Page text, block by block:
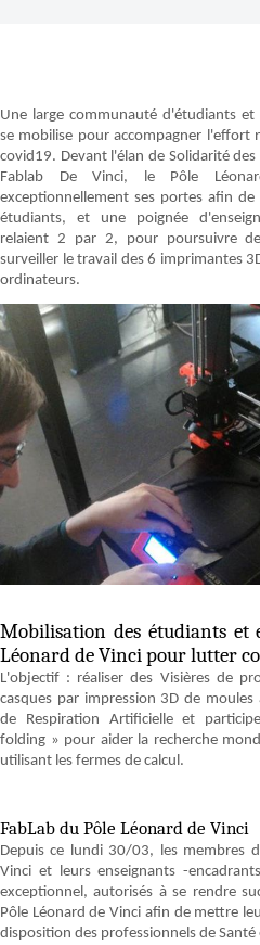
Une large communauté d'étudiants et
se mobilise pour accompagner l'effort
covid19. Devant l'élan de Solidarité
Fablab De Vinci, le Pôle
exceptionnellement ses portes afin de
étudiants, et une poignée
relaient 2 par 2, pour poursuivre
surveiller le travail des 6 imprimantes
ordinateurs.
Mobilisation des étudiants et
Léonard de Vinci pour lutter
L'objectif : réaliser des Visières de
casques par impression 3D de
de Respiration Artificielle et
folding » pour aider la recherche
utilisant les fermes de calcul.
FabLab du Pôle Léonard de Vinci
Depuis ce lundi 30/03, les membres
Vinci et leurs enseignants -
exceptionnel, autorisés à se rendre
Pôle Léonard de Vinci afin de mettre
disposition des professionnels de Santé